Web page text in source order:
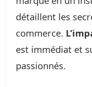
détaillent les
commerce.
est immédiat et
passionnés.